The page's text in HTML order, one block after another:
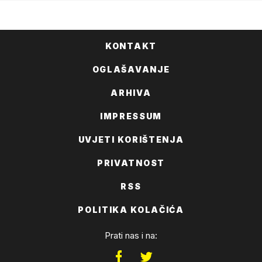
KONTAKT
OGLAŠAVANJE
ARHIVA
IMPRESSUM
UVJETI KORIŠTENJA
PRIVATNOST
RSS
POLITIKA KOLAČIĆA
Prati nas i na: